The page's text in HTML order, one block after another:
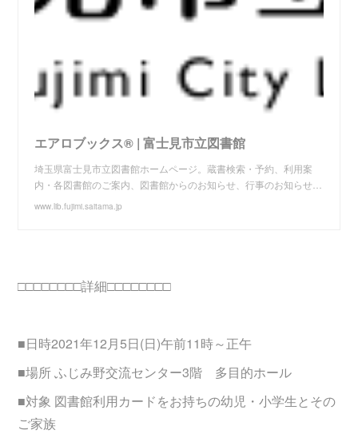
エアロブックス® | 富士見市立図書館
埼玉県富士見市立図書館ホームページ。蔵書検索・予約、利用案
内・各図書館のご案内、図書館からのお知らせ、行事のお知らせ…
www.lib.fujimi.saitama.jp
□□□□□□□□詳細□□□□□□□□
■日時2021年12月5日(日)午前11時～正午
■場所 ふじみ野交流センター3階 多目的ホール
■対象 図書館利用カードをお持ちの幼児・小学生とその
ご家族